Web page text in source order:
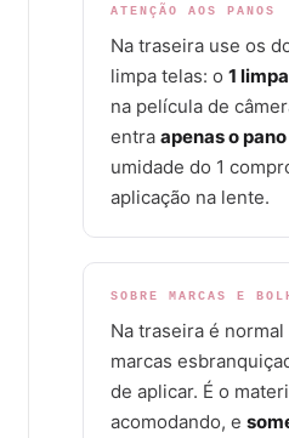
ATENÇÃO AOS PANOS
Na traseira use os
limpa telas: o 1 limpa
na película de
entra apenas o
umidade do 1
aplicação na lente.
SOBRE MARCAS E
Na traseira é
marcas
de aplicar. É o
acomodando, e